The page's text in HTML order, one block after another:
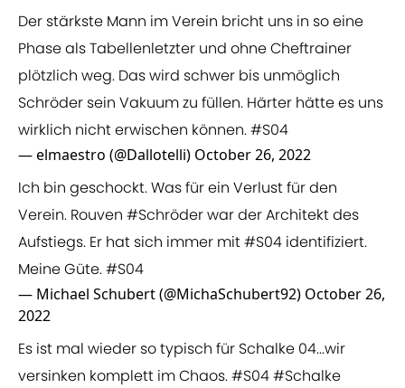
Der stärkste Mann im Verein bricht uns in so eine
Phase als Tabellenletzter und ohne Cheftrainer
plötzlich weg. Das wird schwer bis unmöglich
Schröder sein Vakuum zu füllen. Härter hätte es uns
wirklich nicht erwischen können.#S04
— elmaestro (@Dallotelli) October 26, 2022
Ich bin geschockt. Was für ein Verlust für den
Verein. Rouven #Schröderwar der Architekt des
Aufstiegs. Er hat sich immer mit#S04 identifiziert.
Meine Güte.#S04
— Michael Schubert (@MichaSchubert92) October 26,
2022
Es ist mal wieder so typisch für Schalke 04...wir
versinken komplett im Chaos.#S04#Schalke